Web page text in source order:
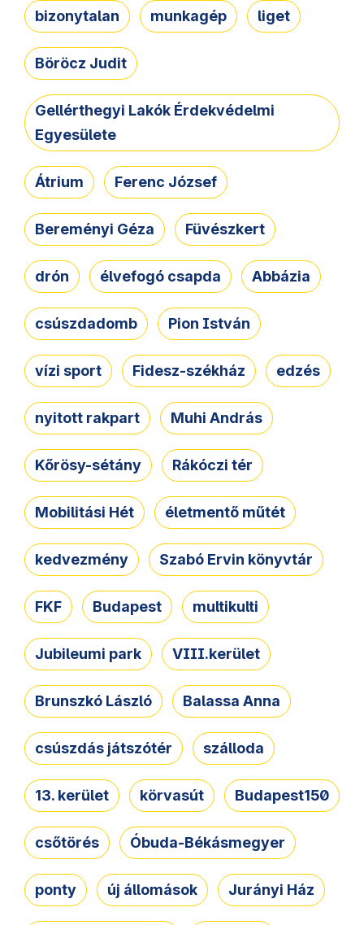
bizonytalan munkagép liget
Böröcz Judit
Gellérthegyi Lakók Érdekvédelmi
Egyesülete
Átrium Ferenc József
Bereményi Géza Füvészkert
drón élvefogó csapda Abbázia
csúszdadomb Pion István
vízi sport Fidesz-székház edzés
nyitott rakpart Muhi András
Kőrösy-sétány Rákóczi tér
Mobilitási Hét életmentő műtét
kedvezmény Szabó Ervin könyvtár
FKF Budapest multikulti
Jubileumi park VIII.kerület
Brunszkó László Balassa Anna
csúszdás játszótér szálloda
13. kerület körvasút Budapest150
csőtörés Óbuda-Békásmegyer
ponty új állomások Jurányi Ház